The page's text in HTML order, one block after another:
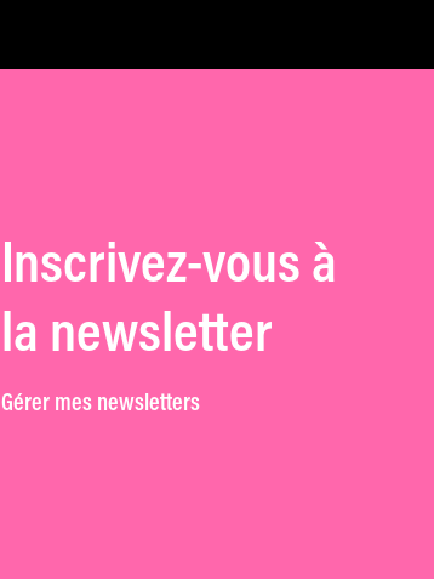
Inscrivez-vous à
la newsletter
Gérer mes newsletters